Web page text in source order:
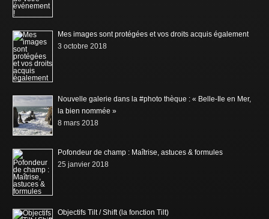
Mes images sont protégées et vos droits acquis également
3 octobre 2018
Nouvelle galerie dans la #photo thèque : « Belle-Ile en Mer,
la bien nommée »
8 mars 2018
Pofondeur de champ : Maîtrise, astuces & formules
25 janvier 2018
Objectifs Tilt / Shift (la fonction Tilt)